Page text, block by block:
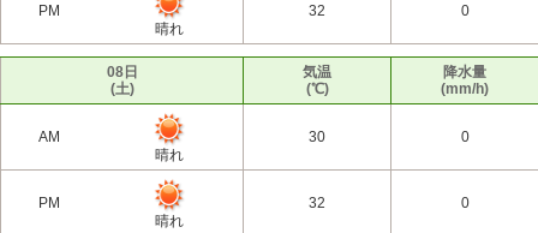
PM
晴れ
32 0
08日
(土)
気温
(℃)
降水量
(mm/h)
AM
晴れ
30 0
PM
晴れ
32 0